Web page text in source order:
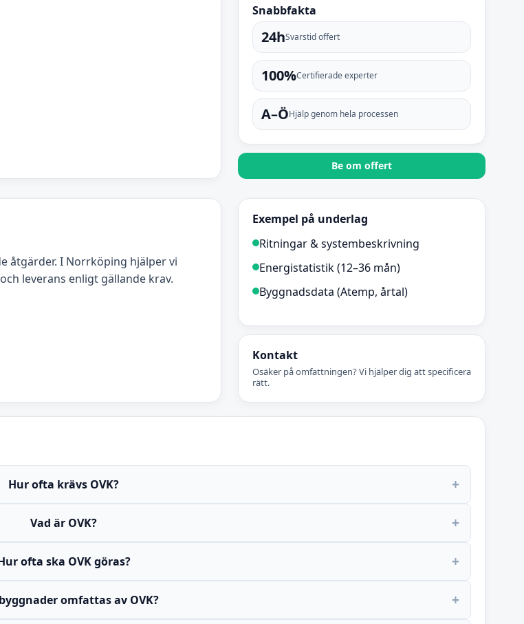
Snabbfakta
24hSvarstid offert
100%Certifierade experter
A–ÖHjälp genom hela processen
Be om offert
åtgärder. I Norrköping hjälper vi
leverans enligt gällande krav.
Exempel på underlag
Ritningar & systembeskrivning
Energistatistik (12–36 mån)
Byggnadsdata (Atemp, årtal)
Kontakt
Osäker på omfattningen? Vi hjälper dig att specificera
rätt.
Hur ofta krävs OVK? +
Vad är OVK? +
ofta ska OVK göras? +
omfattas av OVK? +